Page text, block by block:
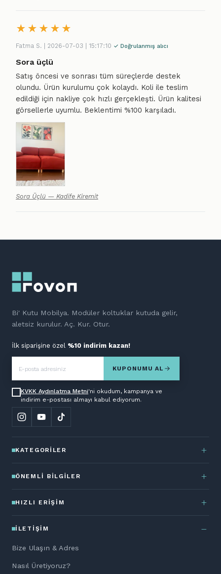
★ ★ ★ ★ ★
Fatma S. | 2026-07-03 | 15:17:10 ✓ Doğrulanmış alıcı
Sora üçlü
Satış öncesi ve sonrası tüm süreçlerde destek
olundu. Ürün kurulumu çok kolaydı. Koli ile teslim
edildiği için nakliye çok hızlı gerçekleşti. Ürün kalitesi
görsellerle uyumlu. Beklentimi %100 karşıladı.
Sora Üçlü — Kadife Kiremit
Bi' Kutu Mobilya. Modüler koltuklar kutuda gelir,
aletsiz kurulur. Aç. Kur. Otur.
İlk siparişine özel %10 indirim kazan!
KUPONUMU AL
KVKK Aydınlatma Metni'ni okudum, kampanya ve
indirim e-postası almayı kabul ediyorum.
KATEGORILER
ÖNEMLI BILGILER
HIZLI ERIŞIM
İLETIŞIM
Bize Ulaşın & Adres
Nasıl Üretiyoruz?